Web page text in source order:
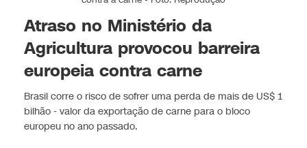
Atraso no Ministério da
Agricultura provocou barreira
europeia contra carne
Brasil corre o risco de sofrer uma perda de mais de US$ 1
bilhão - valor da exportação de carne para o bloco
europeu no ano passado.